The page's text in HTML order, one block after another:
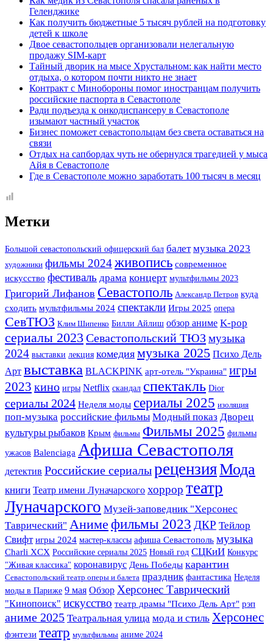
Геленджике
Как получить бюджетные 5 тысяч рублей на подготовку
детей к школе
Двое севастопольцев организовали нелегальную
продажу SIM-карт
Тайный дворик на мысе Хрустальном: как найти место
отдыха, о котором почти никто не знает
Контракт с Минобороны помог иностранцам получить
российские паспорта в Севастополе
Ради подъезда к онкодиспансеру в Севастополе
изымают частный участок
Бизнес поможет севастопольцам без света оставаться на
связи
Отдых на сапбордах чуть не обернулся трагедией у мыса
Айя в Севастополе
Где в Севастополе можно заработать 100 тысяч в месяц
Метки
Большой севастопольский офицерский бал балет музыка 2023
художники фильмы 2024живопись современное
искусство фестиваль драма концерт мультфильмы 2023
Григорий Лифанов Севастополь Александр Петров куда
сходить мультфильмы 2024 спектакли Игры 2025 опера
СевТЮЗ Клим Шипенко Билли Айлиш обзор аниме K-pop
сериалы 2023 Севастопольский ТЮЗ музыка
2024 выставки лекция комедия музыка 2025 Психо Дель
Арт выставка BLACKPINK арт-отель "Украина" игры
2023 кино игры Netflix скандал спектакль Dior
сериалы 2024 Неделя моды сериалы 2025 изоляция
поп-музыка российские фильмы Модный показ Дворец
культуры рыбаков Крым фильмы Фильмы 2025 фильмы
ужасов Balenciaga Афиша Севастополя
детектив Российские сериалырецензияМода
книги Театр имени Луначарского хоррор театр
Луначарского Музей-заповедник "Херсонес
Таврический" Аниме фильмы 2023 ДКР Тейлор
Свифт игры 2024 мастер-классы афиша Севастополь музыка
Charli XCX Российские сериалы 2025 Новый год СЦКиИ Конкурс
"Живая классика" коронавирус День Победы карантин
Севастопольский театр оперы и балета праздник фантастика Неделя
моды в Париже 9 мая Обзор Херсонес Таврический
"Кинопоиск" искусство театр драмы "Психо Дель Арт" рэп
аниме 2025 Театральная улица мода и стиль Херсонес
фэнтези театр мультфильмы аниме 2024